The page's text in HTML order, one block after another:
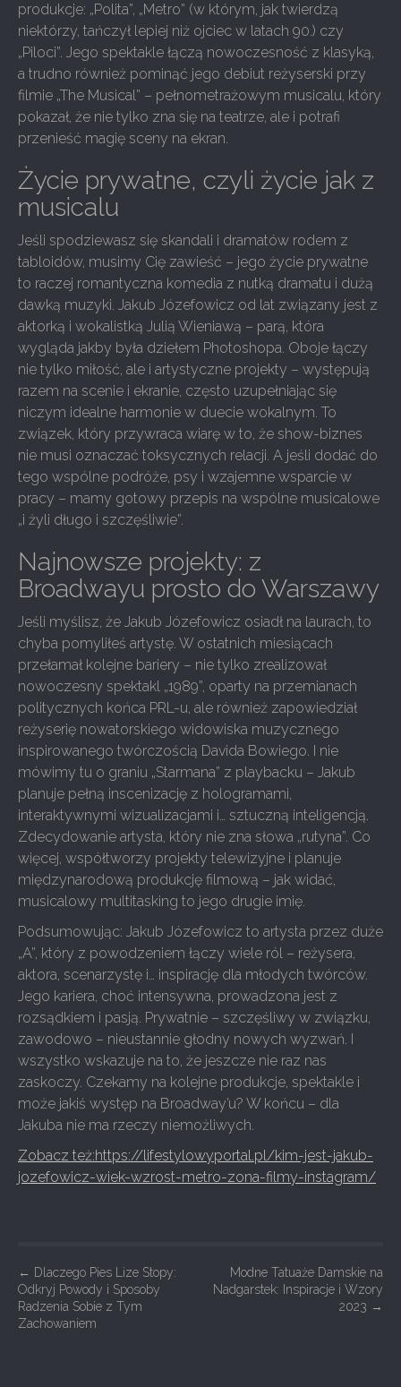
produkcje: „Polita”, „Metro” (w którym, jak twierdzą
niektórzy, tańczył lepiej niż ojciec w latach 90.) czy
„Piloci”. Jego spektakle łączą nowoczesność z klasyką,
a trudno również pominąć jego debiut reżyserski przy
filmie „The Musical” – pełnometrażowym musicalu, który
pokazał, że nie tylko zna się na teatrze, ale i potrafi
przenieść magię sceny na ekran.
Życie prywatne, czyli życie jak z
musicalu
Jeśli spodziewasz się skandali i dramatów rodem z
tabloidów, musimy Cię zawieść – jego życie prywatne
to raczej romantyczna komedia z nutką dramatu i dużą
dawką muzyki. Jakub Józefowicz od lat związany jest z
aktorką i wokalistką Julią Wieniawą – parą, która
wygląda jakby była dziełem Photoshopa. Oboje łączy
nie tylko miłość, ale i artystyczne projekty – występują
razem na scenie i ekranie, często uzupełniając się
niczym idealne harmonie w duecie wokalnym. To
związek, który przywraca wiarę w to, że show-biznes
nie musi oznaczać toksycznych relacji. A jeśli dodać do
tego wspólne podróże, psy i wzajemne wsparcie w
pracy – mamy gotowy przepis na wspólne musicalowe
„i żyli długo i szczęśliwie”.
Najnowsze projekty: z
Broadwayu prosto do Warszawy
Jeśli myślisz, że Jakub Józefowicz osiadł na laurach, to
chyba pomyliłeś artystę. W ostatnich miesiącach
przełamał kolejne bariery – nie tylko zrealizował
nowoczesny spektakl „1989”, oparty na przemianach
politycznych końca PRL-u, ale również zapowiedział
reżyserię nowatorskiego widowiska muzycznego
inspirowanego twórczością Davida Bowiego. I nie
mówimy tu o graniu „Starmana” z playbacku – Jakub
planuje pełną inscenizację z hologramami,
interaktywnymi wizualizacjami i… sztuczną inteligencją.
Zdecydowanie artysta, który nie zna słowa „rutyna”. Co
więcej, współtworzy projekty telewizyjne i planuje
międzynarodową produkcję filmową – jak widać,
musicalowy multitasking to jego drugie imię.
Podsumowując: Jakub Józefowicz to artysta przez duże
„A”, który z powodzeniem łączy wiele ról – reżysera,
aktora, scenarzystę i… inspirację dla młodych twórców.
Jego kariera, choć intensywna, prowadzona jest z
rozsądkiem i pasją. Prywatnie – szczęśliwy w związku,
zawodowo – nieustannie głodny nowych wyzwań. I
wszystko wskazuje na to, że jeszcze nie raz nas
zaskoczy. Czekamy na kolejne produkcje, spektakle i
może jakiś występ na Broadway’u? W końcu – dla
Jakuba nie ma rzeczy niemożliwych.
Zobacz też:https://lifestylowyportal.pl/kim-jest-jakub-
jozefowicz-wiek-wzrost-metro-zona-filmy-instagram/
P
o
s
← Dlaczego Pies Lize Stopy:
Odkryj Powody i Sposoby
Radzenia Sobie z Tym
Zachowaniem
Modne Tatuaże Damskie na
Nadgarstek: Inspiracje i Wzory
2023 →